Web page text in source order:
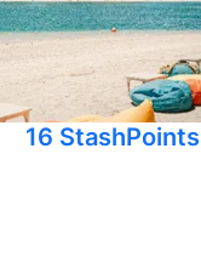
16 StashPoints